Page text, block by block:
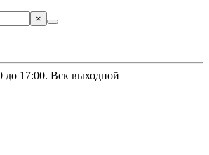
×
до 17:00. Вск выходной